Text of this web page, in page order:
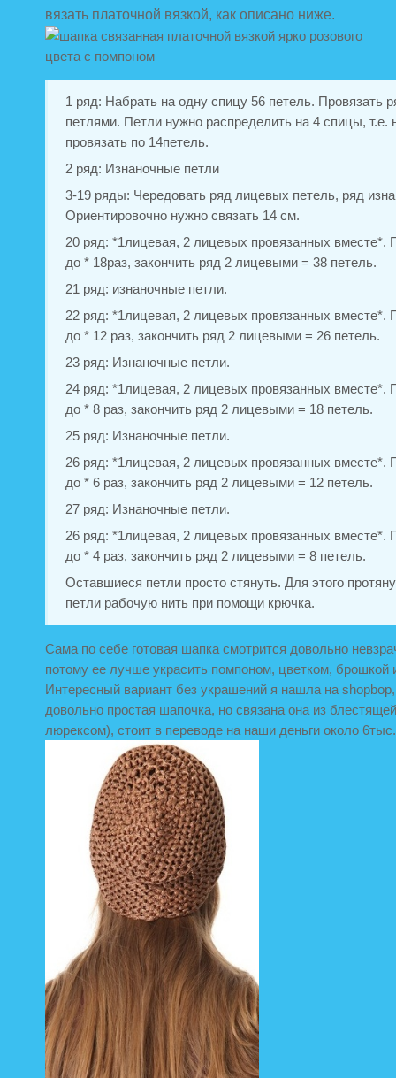
вязать платочной вязкой, как описано ниже.
1 ряд: Набрать на одну спицу 56 петель. Провязать
петлями. Петли нужно распределить на 4 спицы, т.е.
провязать по 14петель.
2 ряд: Изнаночные петли
3-19 ряды: Чередовать ряд лицевых петель, ряд
Ориентировочно нужно связать 14 см.
20 ряд: *1лицевая, 2 лицевых провязанных вместе*.
до * 18раз, закончить ряд 2 лицевыми = 38 петель.
21 ряд: изнаночные петли.
22 ряд: *1лицевая, 2 лицевых провязанных вместе*.
до * 12 раз, закончить ряд 2 лицевыми = 26 петель.
23 ряд: Изнаночные петли.
24 ряд: *1лицевая, 2 лицевых провязанных вместе*.
до * 8 раз, закончить ряд 2 лицевыми = 18 петель.
25 ряд: Изнаночные петли.
26 ряд: *1лицевая, 2 лицевых провязанных вместе*.
до * 6 раз, закончить ряд 2 лицевыми = 12 петель.
27 ряд: Изнаночные петли.
26 ряд: *1лицевая, 2 лицевых провязанных вместе*.
до * 4 раз, закончить ряд 2 лицевыми = 8 петель.
Оставшиеся петли просто стянуть. Для этого
петли рабочую нить при помощи крючка.
Сама по себе готовая шапка смотрится довольно
потому ее лучше украсить помпоном, цветком, брошкой
Интересный вариант без украшений я нашла на
довольно простая шапочка, но связана она из
люрексом), стоит в переводе на наши деньги около